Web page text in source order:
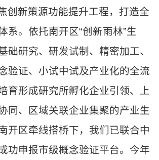
创新策源功能提升工程，打造全
系。依托南开区“创新雨林”生
础研究、研发试制、精密加工、
验证、小试中试及产业化的全流
育形成研究所孵化企业引领、上
同、区域关联企业集聚的产业生
开区牵线搭桥下，我们已联合中
功申报市级概念验证平台。今年